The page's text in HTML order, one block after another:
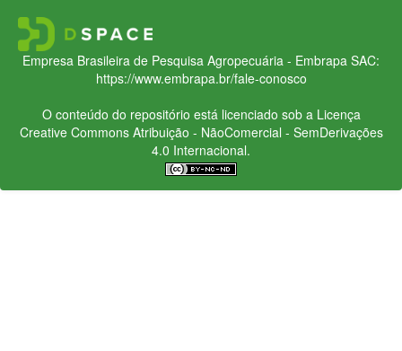
Empresa Brasileira de Pesquisa Agropecuária - Embrapa SAC:
https://www.embrapa.br/fale-conosco
O conteúdo do repositório está licenciado sob a Licença
Creative CommonsAtribuição - NãoComercial - SemDerivações
4.0 Internacional.